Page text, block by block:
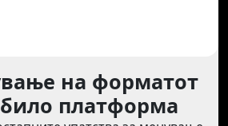
на форматот
било платформа